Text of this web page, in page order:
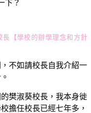
下？
長
【學校的辦學理念和方針
不如請校長自我介紹一
樊淑葵校長，我本身徙
擔任校長已經七年多，